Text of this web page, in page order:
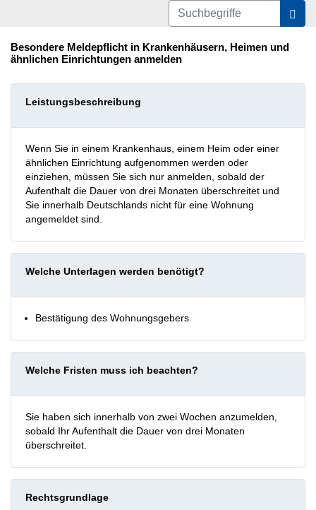
Besondere Meldepflicht in Krankenhäusern, Heimen und
ähnlichen Einrichtungen anmelden
Leistungsbeschreibung
Wenn Sie in einem Krankenhaus, einem Heim oder einer
ähnlichen Einrichtung aufgenommen werden oder
einziehen, müssen Sie sich nur anmelden, sobald der
Aufenthalt die Dauer von drei Monaten überschreitet und
Sie innerhalb Deutschlands nicht für eine Wohnung
angemeldet sind.
Welche Unterlagen werden benötigt?
Bestätigung des Wohnungsgebers
Welche Fristen muss ich beachten?
Sie haben sich innerhalb von zwei Wochen anzumelden,
sobald Ihr Aufenthalt die Dauer von drei Monaten
überschreitet.
Rechtsgrundlage